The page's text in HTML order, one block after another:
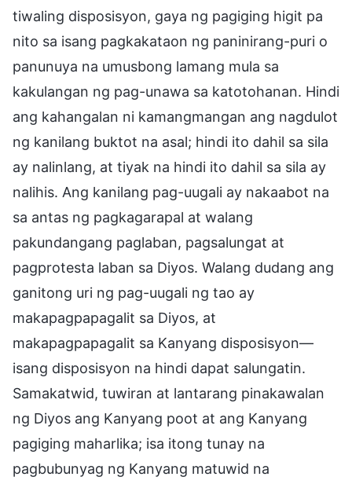
tiwaling disposisyon, gaya ng pagiging higit pa
nito sa isang pagkakataon ng paninirang-puri o
panunuya na umusbong lamang mula sa
kakulangan ng pag-unawa sa katotohanan. Hindi
ang kahangalan ni kamangmangan ang nagdulot
ng kanilang buktot na asal; hindi ito dahil sa sila
ay nalinlang, at tiyak na hindi ito dahil sa sila ay
nalihis. Ang kanilang pag-uugali ay nakaabot na
sa antas ng pagkagarapal at walang
pakundangang paglaban, pagsalungat at
pagprotesta laban sa Diyos. Walang dudang ang
ganitong uri ng pag-uugali ng tao ay
makapagpapagalit sa Diyos, at
makapagpapagalit sa Kanyang disposisyon—
isang disposisyon na hindi dapat salungatin.
Samakatwid, tuwiran at lantarang pinakawalan
ng Diyos ang Kanyang poot at ang Kanyang
pagiging maharlika; isa itong tunay na
pagbubunyag ng Kanyang matuwid na